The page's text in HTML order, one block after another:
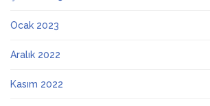
Ocak 2023
Aralık 2022
Kasım 2022